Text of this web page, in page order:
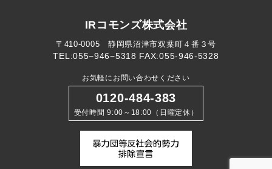
IRコモンズ株式会社
〒410-0005 静岡県沼津市双葉町４番３号
TEL:055−946−5318 FAX:055-946-5328
お気軽にお問い合わせください
0120-484-383
受付時間 9:00～18:00（日曜定休）